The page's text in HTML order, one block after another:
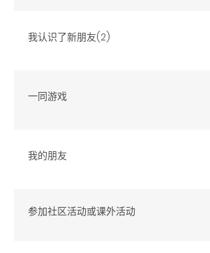
我认识了新朋友(2)
一同游戏
我的朋友
参加社区活动或课外活动